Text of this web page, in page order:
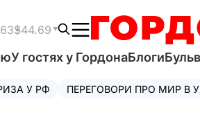
$44.69
У гостях у ГордонаБлоги
У РФ ПЕРЕГОВОРИ ПРО МИР В